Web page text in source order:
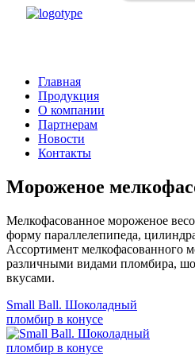
Главная
Продукция
О компании
Партнерам
Новости
Контакты
Мороженое
Мелкофасованное мороженое
форму параллелепипеда,
Ассортимент мелкофасованного
различными видами пломбира,
вкусами.
Small Ball. Шоколадный
пломбир в конусе